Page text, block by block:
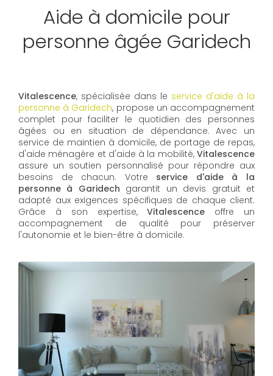
Aide à domicile pour
personne âgée Garidech
Vitalescence, spécialisée dans le service d'aide à la
personne à Garidech, propose un accompagnement
complet pour faciliter le quotidien des personnes
âgées ou en situation de dépendance. Avec un
service de maintien à domicile, de portage de repas,
d'aide ménagère et d'aide à la mobilité, Vitalescence
assure un soutien personnalisé pour répondre aux
besoins de chacun. Votre service d'aide à la
personne à Garidech garantit un devis gratuit et
adapté aux exigences spécifiques de chaque client.
Grâce à son expertise,Vitalescence offre un
accompagnement de qualité pour préserver
l'autonomie et le bien-être à domicile.